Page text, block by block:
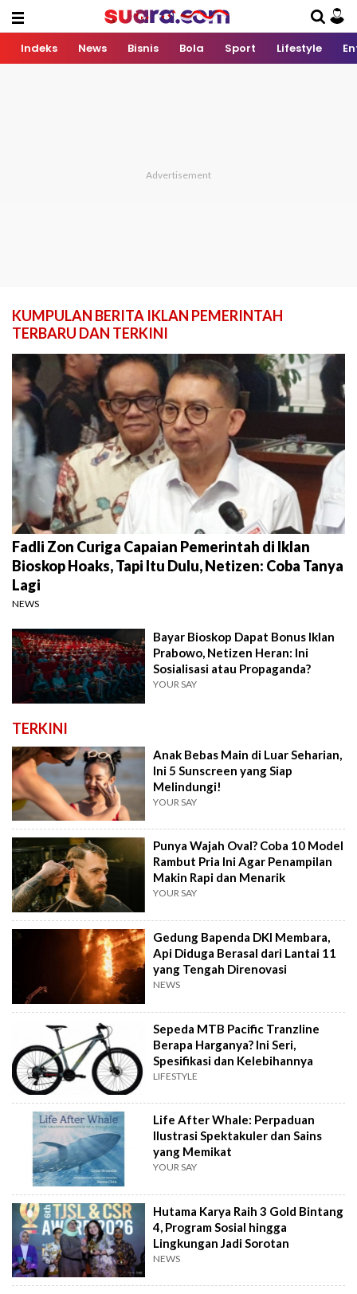
Indeks News Bisnis Bola Sport Lifestyle
KUMPULAN BERITA IKLAN PEMERINTAH
TERBARU DAN TERKINI
Fadli Zon Curiga Capaian Pemerintah di Iklan
Bioskop Hoaks, Tapi Itu Dulu, Netizen: Coba Tanya
Lagi
NEWS
Bayar Bioskop Dapat Bonus Iklan
Prabowo, Netizen Heran: Ini
Sosialisasi atau Propaganda?
YOUR SAY
TERKINI
Anak Bebas Main di Luar Seharian,
Ini 5 Sunscreen yang Siap
Melindungi!
YOUR SAY
Punya Wajah Oval? Coba 10 Model
Rambut Pria Ini Agar Penampilan
Makin Rapi dan Menarik
YOUR SAY
Gedung Bapenda DKI Membara,
Api Diduga Berasal dari Lantai 11
yang Tengah Direnovasi
NEWS
Sepeda MTB Pacific Tranzline
Berapa Harganya? Ini Seri,
Spesifikasi dan Kelebihannya
LIFESTYLE
Life After Whale: Perpaduan
Ilustrasi Spektakuler dan Sains
yang Memikat
YOUR SAY
Hutama Karya Raih 3 Gold Bintang
4, Program Sosial hingga
Lingkungan Jadi Sorotan
NEWS